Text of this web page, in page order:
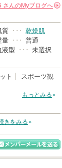
さんのMyブログへ
質 ･･･ 乾燥肌
量 ･･･ 普通
液型 ･･･ 未選択
ト
スポーツ観
もっとみる
きをみる